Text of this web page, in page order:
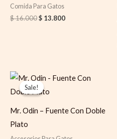
Comida Para Gatos
$16.000$ 13.800
Sale!
Sale!
Mr. Odin – Fuente Con Doble
Plato
Original
price
was:
Current
price